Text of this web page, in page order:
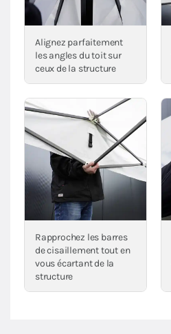
Alignez parfaitement
les angles du toit sur
ceux de la structure
Rapprochez les barres
de cisaillement tout en
vous écartant de la
structure